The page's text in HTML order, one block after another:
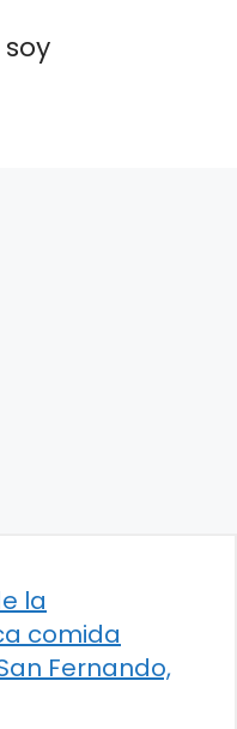
la
comida
Fernando,